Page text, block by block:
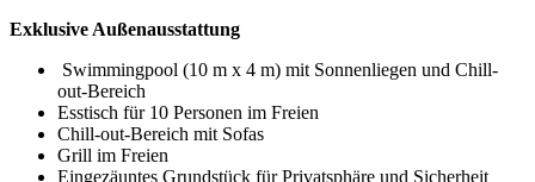
Exklusive Außenausstattung
Swimmingpool (10 m x 4 m) mit Sonnenliegen und Chill-
out-Bereich
Esstisch für 10 Personen im Freien
Chill-out-Bereich mit Sofas
Grill im Freien
Eingezäuntes Grundstück für Privatsphäre und Sicherheit